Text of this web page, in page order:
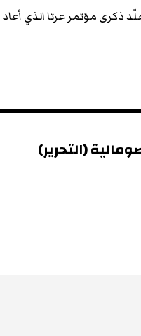
ذكرى مؤتمر عرتا الذي
(التحرير)